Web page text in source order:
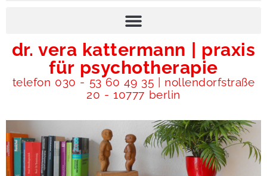
dr. vera kattermann | praxis
für psychotherapie
telefon 030 - 53 60 49 35 | nollendorfstraße
20 - 10777 berlin